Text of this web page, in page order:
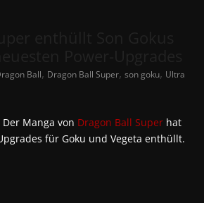
Ball, Dragon Ball Super, son goku, Ultra
Der Manga von Dragon Ball Super hat
für Goku und Vegeta enthüllt.